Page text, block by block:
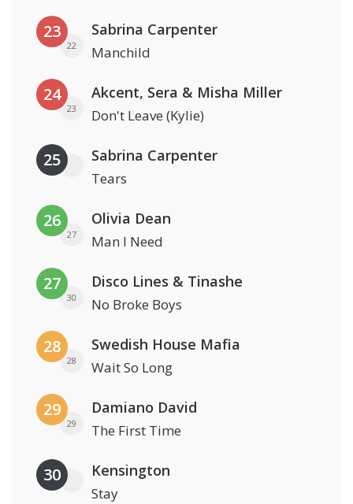
23
22
Sabrina Carpenter
Manchild
24
23
Akcent, Sera & Misha Miller
Don't Leave (Kylie)
25 Sabrina Carpenter
Tears
26
27
Olivia Dean
Man I Need
27
30
Disco Lines & Tinashe
No Broke Boys
28
28
Swedish House Mafia
Wait So Long
29
29
Damiano David
The First Time
30 Kensington
Stay